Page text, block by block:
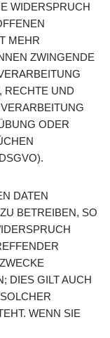
WIDERSPRUCH
MEHR
ZWINGENDE
RECHTE UND
ODER
DATEN
BETREIBEN, SO
DIES GILT AUCH
WENN SIE